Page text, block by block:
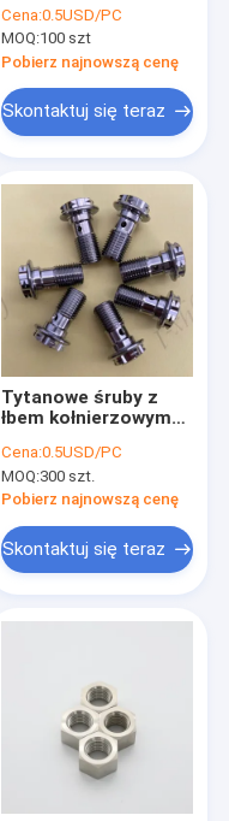
912
Cena:0.5USD/PC
MOQ:100 szt
Pobierz najnowszą cenę
Skontaktuj się teraz
Tytanowe śruby z
łbem kołnierzowym
Cena:0.5USD/PC
MOQ:300 szt.
Pobierz najnowszą cenę
Skontaktuj się teraz